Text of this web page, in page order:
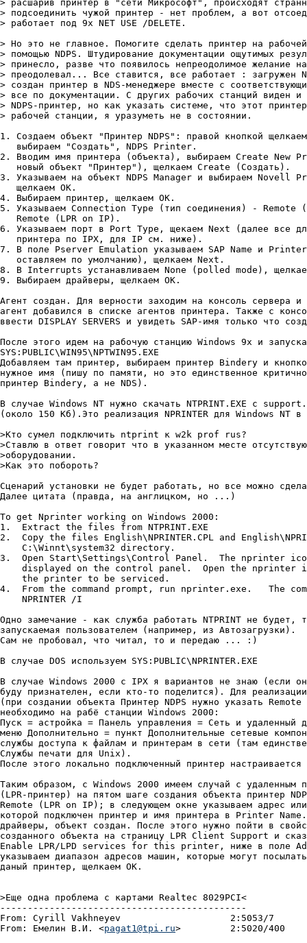
> расшарив принтер в "сети Микрософт", происходят
> подсоединить чужой принтер - нет проблем, а вот
> работает под 9х NET USE /DELETE.
> Но это не главное. Помогите сделать принтер на
> помощью NDPS. Штудирование документации ощутимых
> принесло, разве что появилось непреодолимое желание
> преодолевал... Все ставится, все работает : загружен
> создан принтер в NDS-менеджере вместе с
> все по документации. С других рабочих станций виден и
> NDPS-принтер, но как указать системе, что этот
> рабочей станции, я уразуметь не в состоянии.
1. Создаем объект "Принтер NDPS": правой кнопкой
   выбираем "Создать", NDPS Printer.
2. Вводим имя принтера (объекта), выбираем Create New
   новый объект "Принтер"), щелкаем Create (Создать).
3. Указываем на объект NDPS Manager и выбираем Novell
   щелкаем ОК.
4. Выбираем принтер, щелкаем ОК.
5. Указываем Connection Type (тип соединения) -
   Remote (LPR on IP).
6. Указываем порт в Port Type, щекаем Next (далее все
   принтера по IPX, для IP см. ниже).
7. В поле Pserver Emulation указываем SAP Name и Printer
   оставляем по умолчанию), щелкаем Next.
8. В Interrupts устанавливаем None (polled mode),
9. Выбираем драйверы, щелкаем ОК.
Агент создан. Для верности заходим на консоль сервера и
агент добавился в списке агентов принтера. Также с
ввести DISPLAY SERVERS и увидеть SAP-имя только что
После этого идем на рабочую станцию Windows 9х и
SYS:PUBLIC\WIN95\NPTWIN95.EXE
Добавляем там принтер, выбираем принтер Bindery и
нужное имя (пишу по памяти, но это единственное
принтер Bindery, а не NDS).
В случае Windows NT нужно скачать NTPRINT.EXE с
(около 150 Кб).Это реализация NPRINTER для Windows NT
>Кто сумел подключить ntprint к w2k prof rus?
>Ставлю в ответ говорит что в указанном месте
>оборудовании.
>Как это побороть?
Сценарий установки не будет работать, но все можно
Далее цитата (правда, на англицком, но ...)
To get Nprinter working on Windows 2000:
1.  Extract the files from NTPRINT.EXE
2.  Copy the files English\NPRINTER.CPL and
    C:\Winnt\system32 directory.
3.  Open Start\Settings\Control Panel.	The nprinter icon should now be
displayed on the control panel.  Open the nprinter
    the printer to be serviced.
4.  From the command prompt, run nprinter.exe.	 The command should be:
    NPRINTER /I
Одно замечание - как служба работать NTPRINT не будет,
запускаемая пользователем (например, из Автозагрузки).
Сам не пробовал, что читал, то и передаю ... :)
В случае DOS используем SYS:PUBLIC\NPRINTER.EXE
В случае Windows 2000 с IPX я вариантов не знаю (если
буду признателен, если кто-то поделится). Для
(при создании объекта Принтер NDPS нужно указать
необходимо на рабё станции Windows 2000:
Пуск = астройка = Панель управления = Сеть и удаленный
меню Дополнительно = пункт Дополнительные сетевые
службы доступа к файлам и принтерам в сети (там
Службы печати для Unix).
После этого локально подключенный принтер
Таким образом, с Windows 2000 имеем случай с удаленным
(LPR-принтер) на пятом шаге создания объекта принтер
Remote (LPR on IP); в следующем окне указываем адрес
которой подключен принтер и имя принтера в Printer
драйверы, объект создан. После этого нужно пойти в
созданного объекта на страницу LPR Client Support и
Enable LPR/LPD services for this printer, ниже в поле
указываем диапазон адресов машин, которые могут
даный принтер, щелкаем ОК.
>Еще одна пpоблема с каpтами Realtec 8029PCI<
---------------------------------------------
From: Cyrill Vakhneyev			  2:5053/7	  Суб 24 Фев 01 19:20
From: Емелин В.И. <pagat1@tpi.ru>	  2:5020/400	  Вос 25 Фев 01 22:51